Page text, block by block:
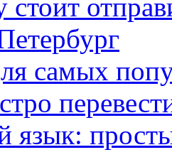
самых
язык: